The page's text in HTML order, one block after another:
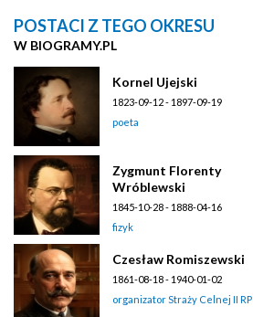
POSTACI Z TEGO OKRESU
W BIOGRAMY.PL
Kornel Ujejski
1823-09-12 - 1897-09-19
poeta
Zygmunt Florenty
Wróblewski
1845-10-28 - 1888-04-16
fizyk
Czesław Romiszewski
1861-08-18 - 1940-01-02
organizator Straży Celnej II RP